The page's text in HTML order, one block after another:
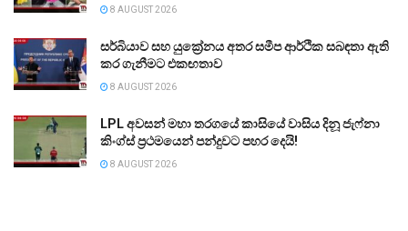
8 AUGUST 2026
සර්බියාව සහ යුක්‍රේනය අතර සමීප ආර්ථික සබඳතා ඇති
කර ගැනීමට එකඟතාව
8 AUGUST 2026
LPL අවසන් මහා තරගයේ කාසියේ වාසිය දිනූ ජැෆ්නා
කිංග්ස් ප්‍රථමයෙන් පන්දුවට පහර දෙයි!
8 AUGUST 2026